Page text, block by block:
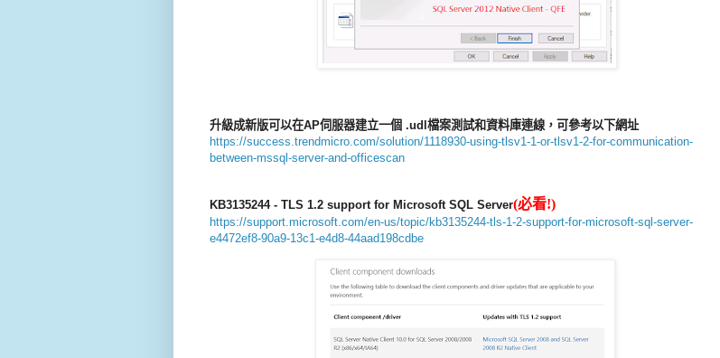
升級成新版可以在AP伺服器建立一個 .udl檔案測試和資料庫連線，可參考以下網址
https://success.trendmicro.com/solution/1118930-using-tlsv1-1-or-tlsv1-2-for-communication-
between-mssql-server-and-officescan
KB3135244 - TLS 1.2 support for Microsoft SQL Server(必看!)
https://support.microsoft.com/en-us/topic/kb3135244-tls-1-2-support-for-microsoft-sql-server-
e4472ef8-90a9-13c1-e4d8-44aad198cdbe